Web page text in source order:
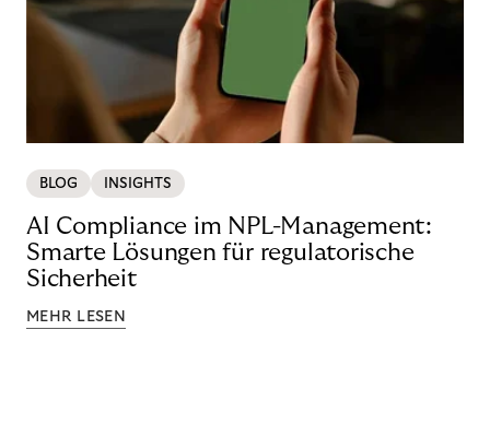
BLOG INSIGHTS
AI Compliance im NPL-Management:
Smarte Lösungen für regulatorische
Sicherheit
MEHR LESEN